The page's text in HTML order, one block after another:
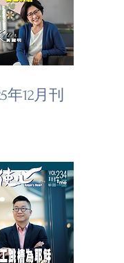
年12月刊